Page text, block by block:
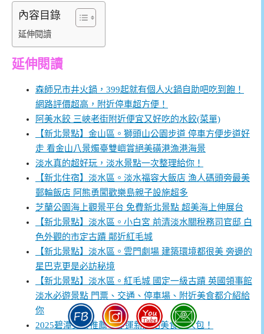
內容目錄
延伸閱讀
延伸閱讀
森師兄市井火鍋，399起就有個人火鍋自助吧吃到飽！
網路評價超高，附近停車超方便！
阿美水餃 三峽老街附近便宜又好吃的水餃(菜單)
【新北景點】金山區。獅頭山公園步道 停車方便步道好
走 看金山八景燭臺雙嶼賞絕美磺港漁港海景
淡水真的超好玩，淡水景點一次整理給你！
【新北住宿】淡水區。淡水福容大飯店 漁人碼頭旁最美
郵輪飯店 阿熊勇闖歡樂島親子設施超多
芝蘭公園海上觀景平台 免費新北景點 超美海上伸展台
【新北景點】淡水區。小白宮 前清淡水關稅務司官邸 白
色外觀的市定古蹟 鄰近紅毛城
【新北景點】淡水區。雲門劇場 建築環境都很美 旁邊的
星巴克更是必訪秘境
【新北景點】淡水區。紅毛城 國定一級古蹟 英國領事館
淡水必遊景點 門票、交通、停車場、附近美食都介紹給
你
2025碧潭美食推薦，捷運新店站美食懶人包！